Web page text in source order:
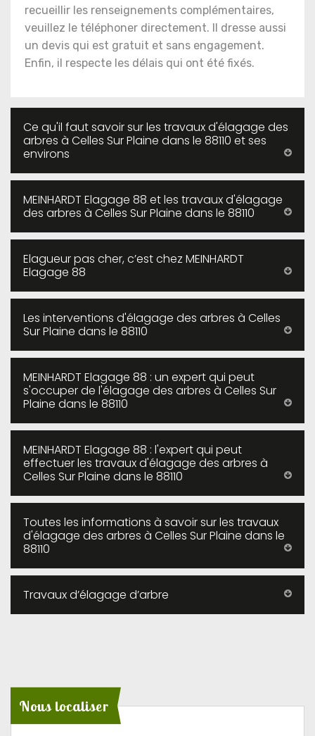
recueillir les renseignements complémentaires,
veuillez le téléphoner directement. Il dresse aussi
un devis qui est gratuit et sans engagement.
Enfin, il respecte les délais qui ont été fixés.
Ce qu'il faut savoir sur les travaux d'élagage des
arbres à Celles Sur Plaine dans le 88110 et ses
environs
MEINHARDT Elagage 88 et les travaux d'élagage
des arbres à Celles Sur Plaine dans le 88110
Elagueur pas cher, c’est chez MEINHARDT
Elagage 88
Les interventions d'élagage des arbres à Celles
Sur Plaine dans le 88110
MEINHARDT Elagage 88 : un expert qui peut
s'occuper de l'élagage des arbres à Celles Sur
Plaine dans le 88110
MEINHARDT Elagage 88 : l'expert qui peut
effectuer les travaux d'élagage des arbres à
Celles Sur Plaine dans le 88110
Toutes les informations à savoir sur les travaux
d'élagage des arbres à Celles Sur Plaine dans le
88110
Travaux d’élagage d’arbre
Nous localiser